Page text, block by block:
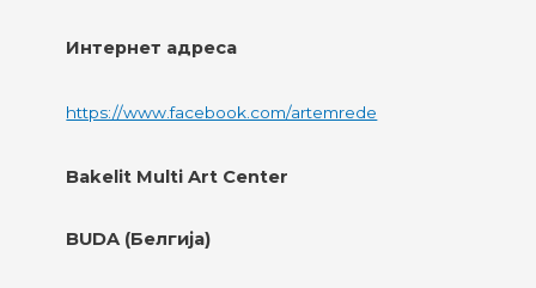
Интернет адреса
https://www.facebook.com/artemrede
Bakelit Multi Art Center
BUDA (Белгија)